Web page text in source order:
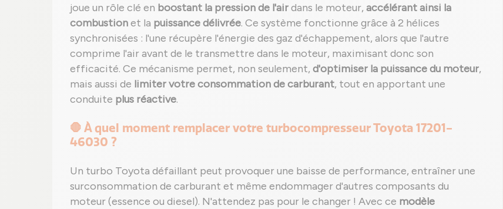
joue un rôle clé en boostant la pression de l'airdans le moteur, accélérant ainsi la
combustionet la puissance délivrée. Ce système fonctionne grâce à 2 hélices
synchronisées : l'une récupère l'énergie des gaz d'échappement, alors que l'autre
comprime l'air avant de le transmettre dans le moteur, maximisant donc son
efficacité. Ce mécanisme permet, non seulement, d'optimiser la puissance du moteur,
mais aussi de limiter votre consommation de carburant, tout en apportant une
conduite plus réactive.
🛑 À quel moment remplacer votre turbocompresseur Toyota 17201-
46030 ?
Un turbo Toyota défaillant peut provoquer une baisse de performance, entraîner une
surconsommation de carburant et même endommager d'autres composants du
moteur (essence ou diesel). N'attendez pas pour le changer ! Avec ce modèle